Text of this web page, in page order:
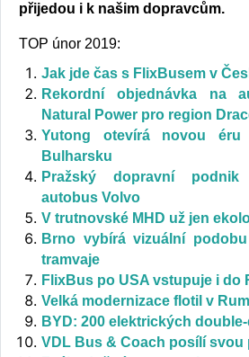
přijedou i k našim dopravcům.
TOP únor 2019:
Jak jde čas s FlixBusem v
Rekordní objednávka na
Natural Power pro region
Yutong otevírá novou
Bulharsku
Pražský dopravní
autobus Volvo
V trutnovské MHD už jen
Brno vybírá vizuální
tramvaje
FlixBus po USA vstupuje i do
Velká modernizace flotil v
BYD: 200 elektrických
VDL Bus & Coach posílí svou